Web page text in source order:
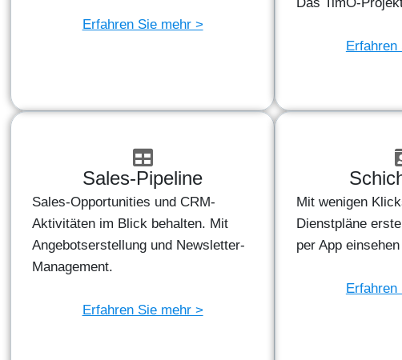
Erfahren Sie mehr >
Erfahren
Sales-Pipeline
Sales-Opportunities und CRM-
Aktivitäten im Blick behalten. Mit
Angebotserstellung und Newsletter-
Management.
Erfahren Sie mehr >
Mit wenigen
Dienstpläne
per App
Erfahren